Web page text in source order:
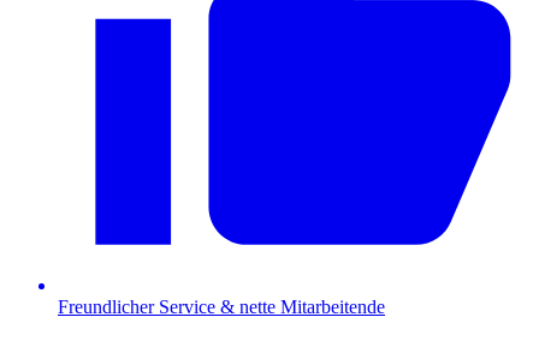
Freundlicher Service & nette Mitarbeitende